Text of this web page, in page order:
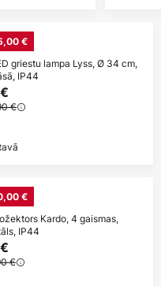
€
griestu lampa Lyss, Ø 34 cm,
IP44
€
€
Kardo, 4 gaismas,
IP44
€